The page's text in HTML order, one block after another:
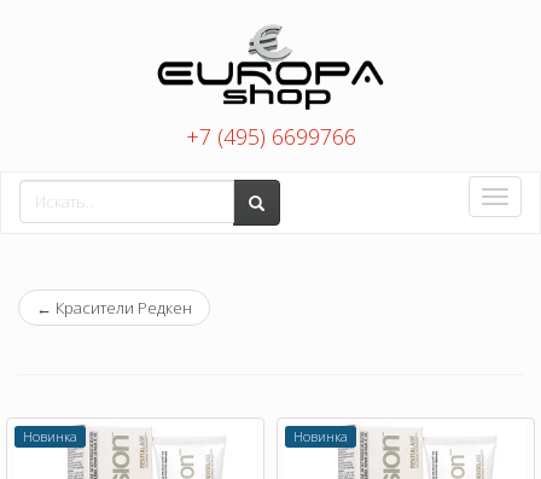
+7 (495) 6699766
Toggle
← Красители Редкен
Новинка Новинка